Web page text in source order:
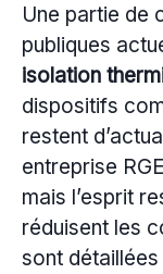
Une partie de
publiques
isolation
dispositifs
restent
entreprise
mais l’esprit
réduisent les
sont